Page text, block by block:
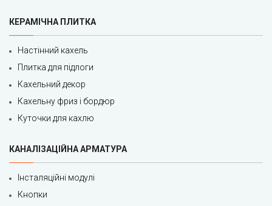
КЕРАМІЧНА ПЛИТКА
Настінний кахель
Плитка для підлоги
Кахельний декор
Кахельну фриз і бордюр
Куточки для кахлю
КАНАЛІЗАЦІЙНА АРМАТУРА
Інсталяційні модулі
Кнопки